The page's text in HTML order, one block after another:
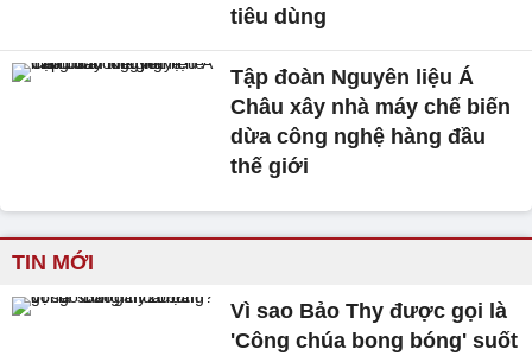
tiêu dùng
Tập đoàn Nguyên liệu Á
Châu xây nhà máy chế biến
dừa công nghệ hàng đầu
thế giới
TIN MỚI
Vì sao Bảo Thy được gọi là
'Công chúa bong bóng' suốt